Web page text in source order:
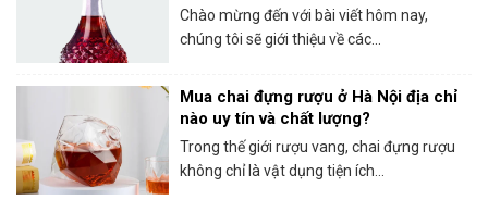
Chào mừng đến với bài viết hôm nay,
chúng tôi sẽ giới thiệu về các...
Mua chai đựng rượu ở Hà Nội địa chỉ
nào uy tín và chất lượng?
Trong thế giới rượu vang, chai đựng rượu
không chỉ là vật dụng tiện ích...